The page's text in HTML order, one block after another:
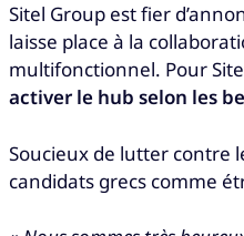
Sitel Group est fier
laisse place à la
multifonctionnel. Pour
activer le hub selon les
Soucieux de lutter contre
candidats grecs comme